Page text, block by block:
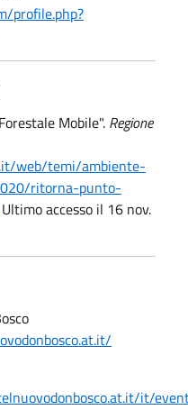
profile.php?
Mobile". Regione
web/temi/ambiente-
ritorna-punto-
Ultimo accesso il 16 nov.
it/